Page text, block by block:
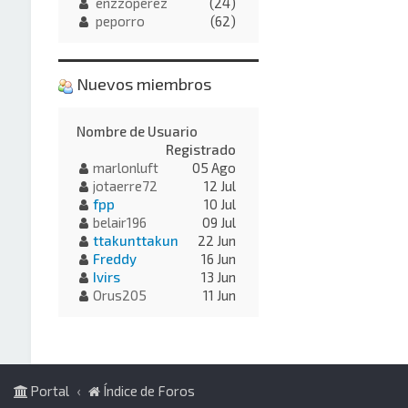
peporro
(62)
Nuevos miembros
Nombre de Usuario
Registrado
marlonluft
05 Ago
jotaerre72
12 Jul
fpp
10 Jul
belair196
09 Jul
ttakunttakun
22 Jun
Freddy
16 Jun
Ivirs
13 Jun
Orus205
11 Jun
Portal Índice de Foros